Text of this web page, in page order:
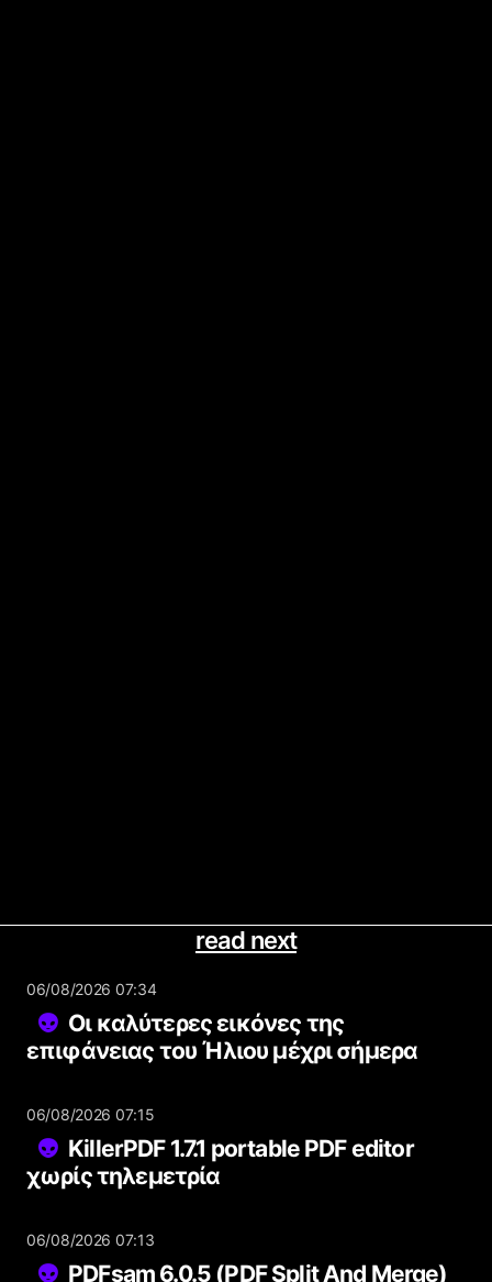
read next
06/08/2026 07:34
Οι καλύτερες εικόνες της
επιφάνειας του Ήλιου μέχρι σήμερα
06/08/2026 07:15
KillerPDF 1.7.1 portable PDF editor
χωρίς τηλεμετρία
06/08/2026 07:13
PDFsam 6.0.5 (PDF Split And Merge)